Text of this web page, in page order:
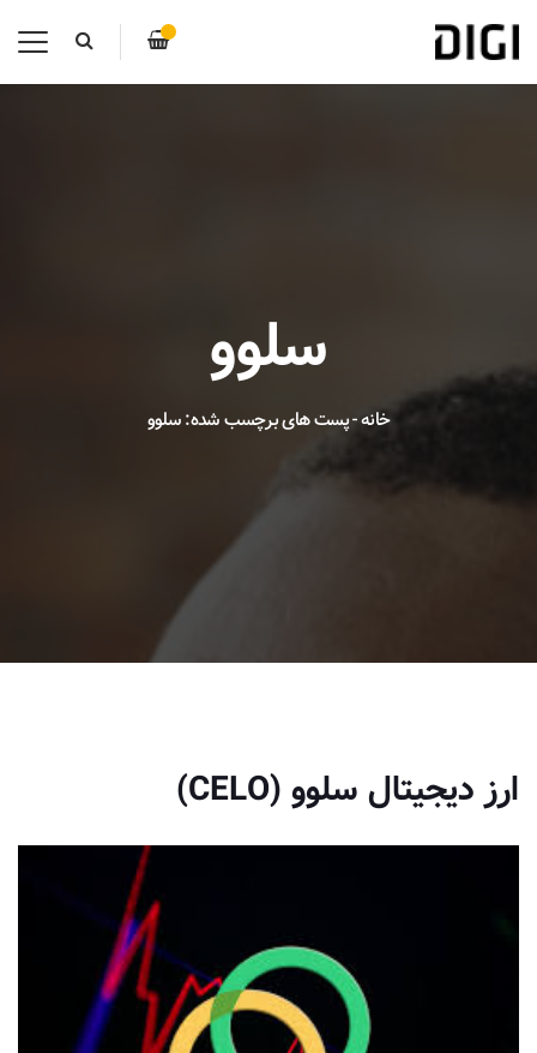
سلوو
خانه-پست های برچسب شده: سلوو
ارز دیجیتال سلوو (CELO)